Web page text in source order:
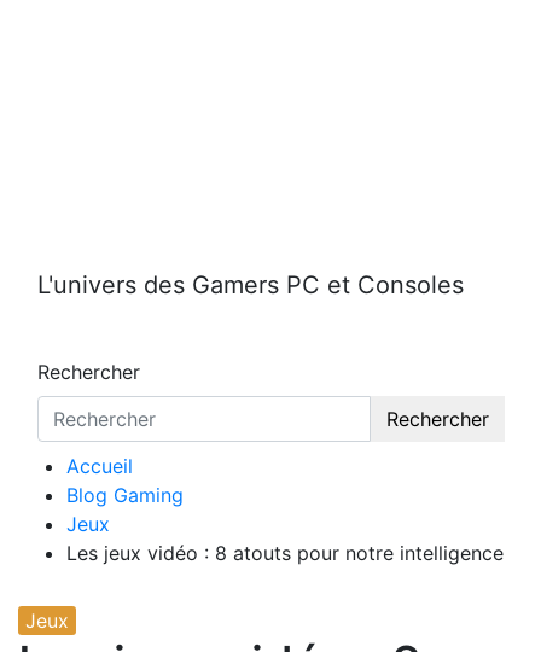
L'univers des Gamers PC et Consoles
Rechercher
Rechercher
Accueil
Blog Gaming
Jeux
Les jeux vidéo : 8 atouts pour notre intelligence
Jeux